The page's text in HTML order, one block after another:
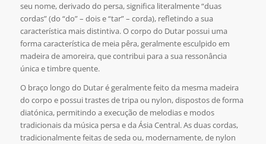
seu nome, derivado do persa, significa literalmente “duas
cordas” (do “do” – dois e “tar” – corda), refletindo a sua
característica mais distintiva. O corpo do Dutar possui uma
forma característica de meia pêra, geralmente esculpido em
madeira de amoreira, que contribui para a sua ressonância
única e timbre quente.
O braço longo do Dutar é geralmente feito da mesma madeira
do corpo e possui trastes de tripa ou nylon, dispostos de forma
diatónica, permitindo a execução de melodias e modos
tradicionais da música persa e da Ásia Central. As duas cordas,
tradicionalmente feitas de seda ou, modernamente, de nylon